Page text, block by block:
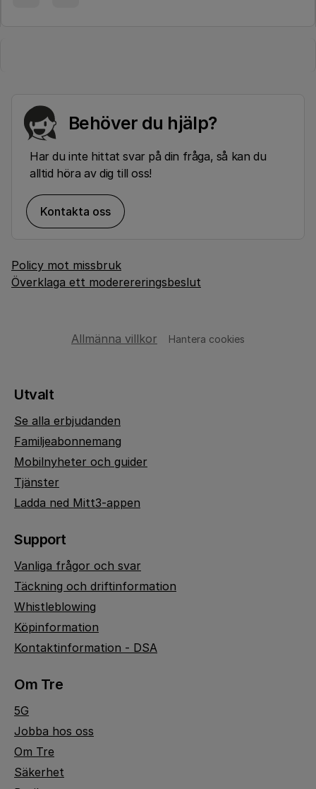
Behöver du hjälp?
Har du inte hittat svar på din fråga, så kan du
alltid höra av dig till oss!
Kontakta oss
Policy mot missbruk
Överklaga ett moderereringsbeslut
Allmänna villkor Hantera cookies
Utvalt
Se alla erbjudanden
Familjeabonnemang
Mobilnyheter och guider
Tjänster
Ladda ned Mitt3-appen
Support
Vanliga frågor och svar
Täckning och driftinformation
Whistleblowing
Köpinformation
Kontaktinformation - DSA
Om Tre
5G
Jobba hos oss
Om Tre
Säkerhet